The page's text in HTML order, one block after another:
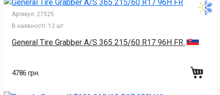
Артикул: 27525
В наявності: 12 шт
General Tire Grabber A/S 365 215/60 R17 96H FR
4786 грн.